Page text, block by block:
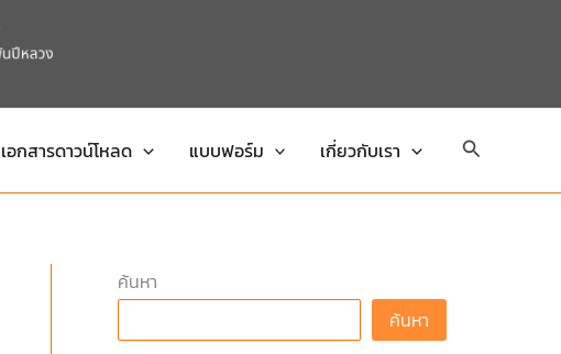
เอกสารดาวน์โหลด แบบฟอร์ม เกี่ยวกับเรา Search
ค้นหา
ค้นหา